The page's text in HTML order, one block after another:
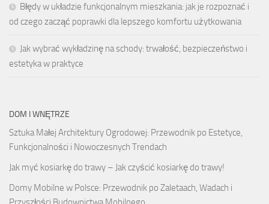
Błędy w układzie funkcjonalnym mieszkania: jak je rozpoznać i
od czego zacząć poprawki dla lepszego komfortu użytkowania
Jak wybrać wykładzinę na schody: trwałość, bezpieczeństwo i
estetyka w praktyce
DOM I WNĘTRZE
Sztuka Małej Architektury Ogrodowej: Przewodnik po Estetyce,
Funkcjonalności i Nowoczesnych Trendach
Jak myć kosiarkę do trawy – Jak czyścić kosiarkę do trawy!
Domy Mobilne w Polsce: Przewodnik po Zaletaach, Wadach i